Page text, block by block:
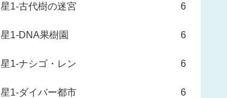
星1-古代樹の迷宮 6
星1-DNA果樹園 6
星1-ナシゴ・レン 6
星1-ダイバー都市 6